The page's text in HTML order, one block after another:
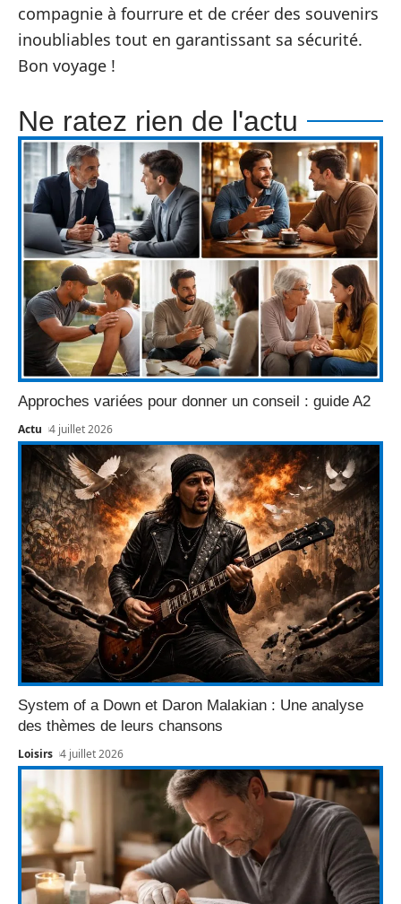
compagnie à fourrure et de créer des souvenirs
inoubliables tout en garantissant sa sécurité.
Bon voyage !
Ne ratez rien de l'actu
Approches variées pour donner un conseil : guide A2
Actu 4 juillet 2026
System of a Down et Daron Malakian : Une analyse
des thèmes de leurs chansons
Loisirs 4 juillet 2026